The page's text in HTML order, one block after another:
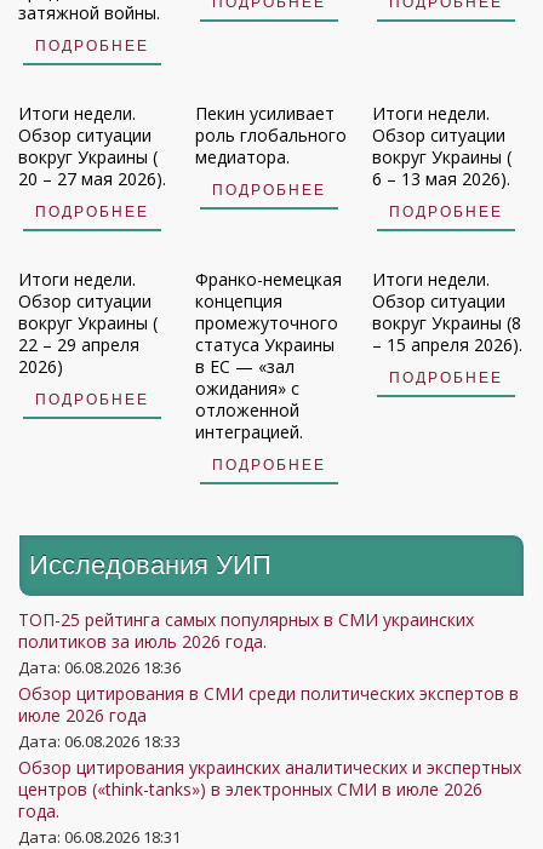
затяжной войны.
ПОДРОБНЕЕ
Итоги недели.
Обзор ситуации
вокруг Украины (
20 – 27 мая 2026).
ПОДРОБНЕЕ
Пекин усиливает
роль глобального
медиатора.
ПОДРОБНЕЕ
Итоги недели.
Обзор ситуации
вокруг Украины (
6 – 13 мая 2026).
ПОДРОБНЕЕ
Итоги недели.
Обзор ситуации
вокруг Украины (
22 – 29 апреля
2026)
ПОДРОБНЕЕ
Франко-немецкая
концепция
промежуточного
статуса Украины
в ЕС — «зал
ожидания» с
отложенной
интеграцией.
ПОДРОБНЕЕ
Итоги недели.
Обзор ситуации
вокруг Украины (8
– 15 апреля 2026).
ПОДРОБНЕЕ
Исследования УИП
ТОП-25 рейтинга самых популярных в СМИ украинских
политиков за июль 2026 года.
Дата: 06.08.2026 18:36
Обзор цитирования в СМИ среди политических экспертов в
июле 2026 года
Дата: 06.08.2026 18:33
Обзор цитирования украинских аналитических и экспертных
центров («think-tanks») в электронных СМИ в июле 2026
года.
Дата: 06.08.2026 18:31